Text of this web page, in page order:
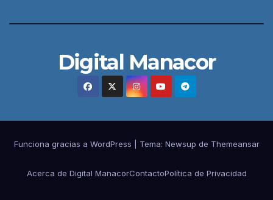
Digital Manacor
Funciona gracias a WordPress Tema: Newsup de Themeansar
Acerca de Digital ManacorContactoPolítica de Privacidad